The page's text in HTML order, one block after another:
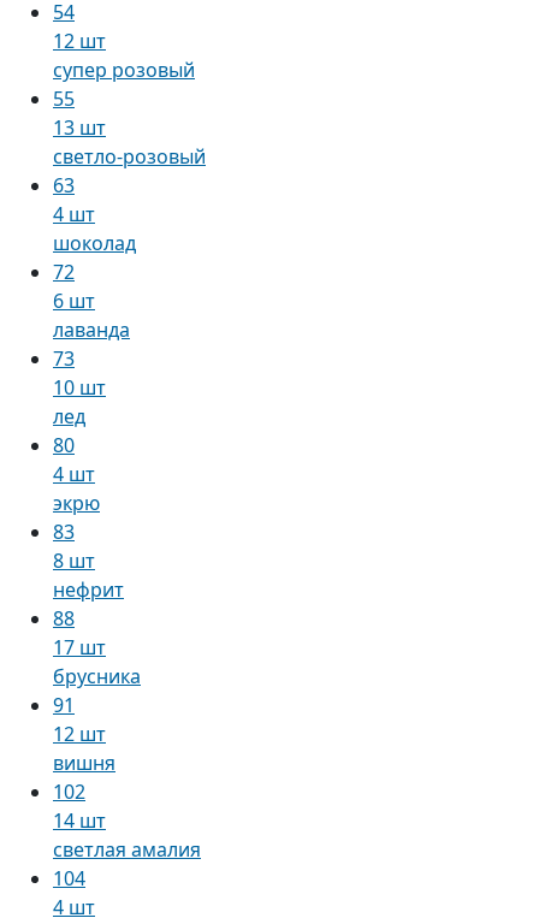
54
12 шт
супер розовый
55
13 шт
светло-розовый
63
4 шт
шоколад
72
6 шт
лаванда
73
10 шт
лед
80
4 шт
экрю
83
8 шт
нефрит
88
17 шт
брусника
91
12 шт
вишня
102
14 шт
светлая амалия
104
4 шт